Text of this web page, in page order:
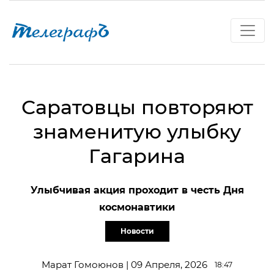
Саратовцы повторяют
знаменитую улыбку
Гагарина
Улыбчивая акция проходит в честь Дня
космонавтики
Новости
Марат Гомоюнов | 09 Апреля, 2026 18:47